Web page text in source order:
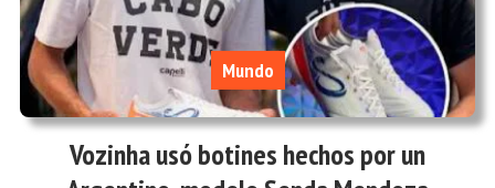
Vozinha usó botines hechos por un
Mundo